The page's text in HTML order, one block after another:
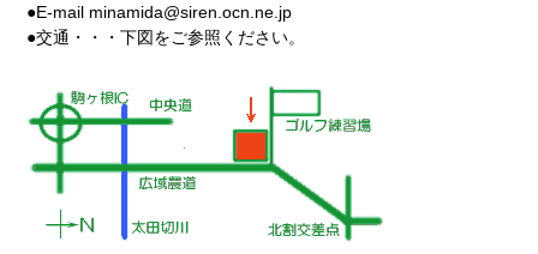
●E-mail minamida@siren.ocn.ne.jp
●交通・・・下図をご参照ください。